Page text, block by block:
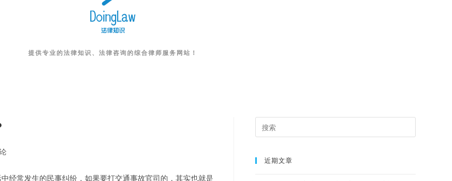
提供专业的法律知识、法律咨询的综合律师服务网站！
经常发生的民事纠纷，如果要打交通事故官司的，其实也就是
近期文章